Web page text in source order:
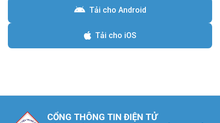
Tải cho Android
Tải cho iOS
CỔNG THÔNG TIN ĐIỆN TỬ